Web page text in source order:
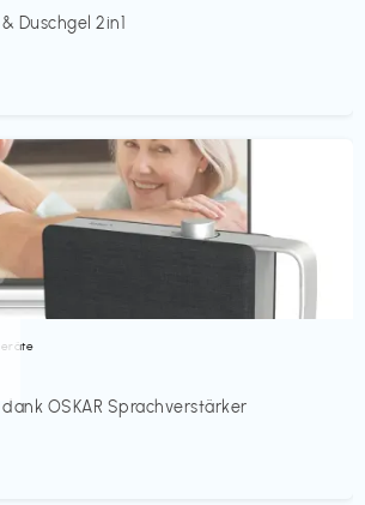
Duschgel 2in1
OSKAR Sprachverstärker